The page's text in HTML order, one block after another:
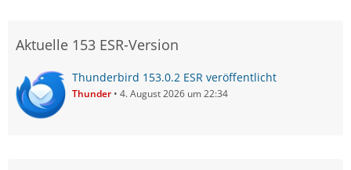
Aktuelle 153 ESR-Version
Thunderbird 153.0.2 ESR veröffentlicht
Thunder 4. August 2026 um 22:34